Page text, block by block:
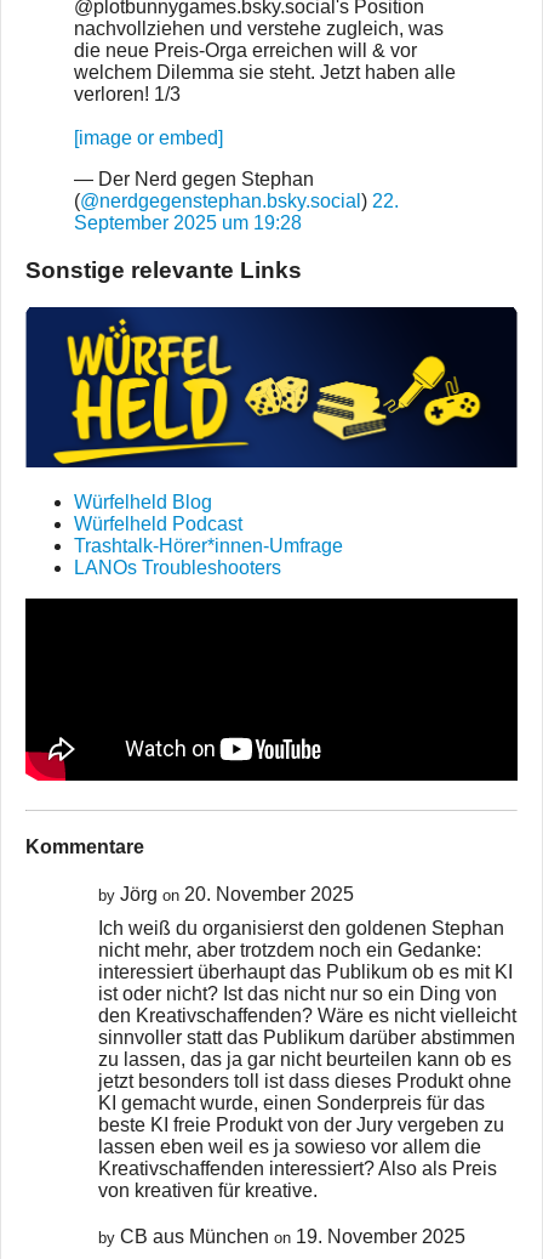
@plotbunnygames.bsky.social's Position
nachvollziehen und verstehe zugleich, was
die neue Preis-Orga erreichen will & vor
welchem Dilemma sie steht. Jetzt haben alle
verloren! 1/3
[image or embed]
— Der Nerd gegen Stephan
(@nerdgegenstephan.bsky.social ) 22.
September 2025 um 19:28
Sonstige relevante Links
Würfelheld Blog
Würfelheld Podcast
Trashtalk-Hörer*innen-Umfrage
LANOs Troubleshooters
Kommentare
by Jörg on 20. November 2025
Ich weiß du organisierst den goldenen Stephan
nicht mehr, aber trotzdem noch ein Gedanke:
interessiert überhaupt das Publikum ob es mit KI
ist oder nicht? Ist das nicht nur so ein Ding von
den Kreativschaffenden? Wäre es nicht vielleicht
sinnvoller statt das Publikum darüber abstimmen
zu lassen, das ja gar nicht beurteilen kann ob es
jetzt besonders toll ist dass dieses Produkt ohne
KI gemacht wurde, einen Sonderpreis für das
beste KI freie Produkt von der Jury vergeben zu
lassen eben weil es ja sowieso vor allem die
Kreativschaffenden interessiert? Also als Preis
von kreativen für kreative.
by CB aus München on 19. November 2025